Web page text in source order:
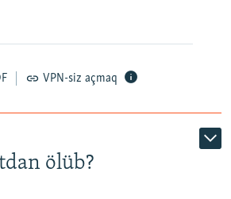
360p 480p
1080p
VPN-siz açmaq
ölüb?